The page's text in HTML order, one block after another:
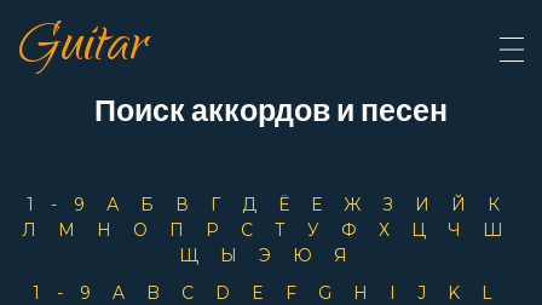
Guitar
Поиск аккордов и песен
1-9 А Б В Г Д Ё Е Ж З И Й
К
Л
М Н О П Р С Т У Ф Х Ц Ч
Ш
Щ
Ы Э Ю
Я
1-9
A B C D E F G H I J K
L